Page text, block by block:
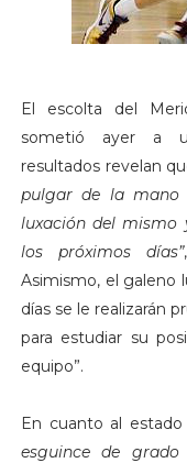
El escolta del
sometió ayer a
resultados revelan
pulgar de la mano
luxación del mismo
los próximos días”
Asimismo, el galeno
días se le realizarán
para estudiar su
equipo”.
En cuanto al estado
esguince de